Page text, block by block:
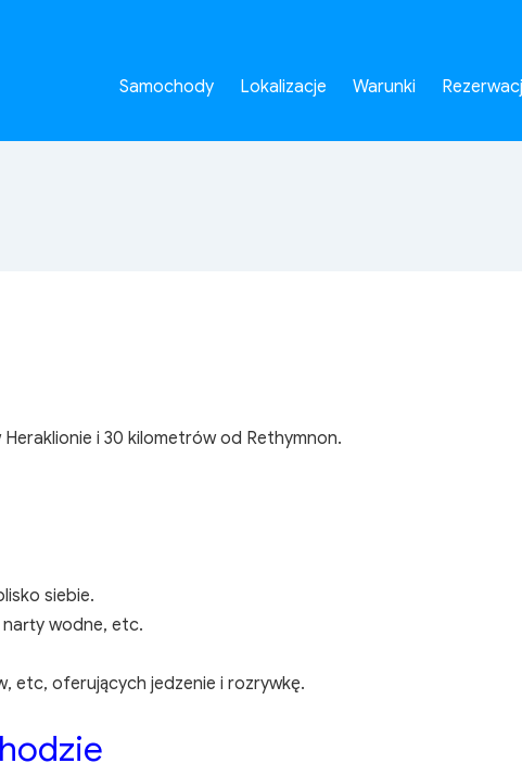
Samochody Lokalizacje Warunki
i 30 kilometrów od Rethymnon.
siebie.
wodne, etc.
etc, oferujących jedzenie i rozrywkę.